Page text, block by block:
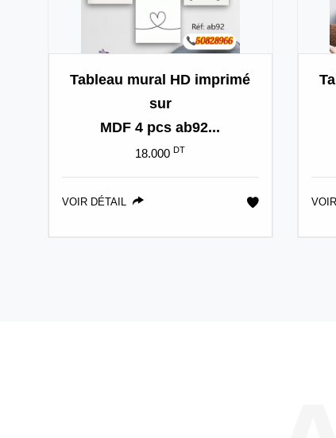
Tableau mural HD imprimé
sur
MDF 4 pcs ab92...
18.000 DT
VOIR DÉTAIL